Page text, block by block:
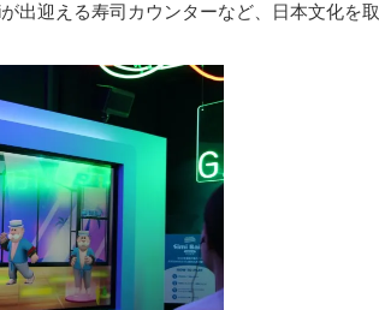
出迎える寿司カウンターなど、日本文化を取